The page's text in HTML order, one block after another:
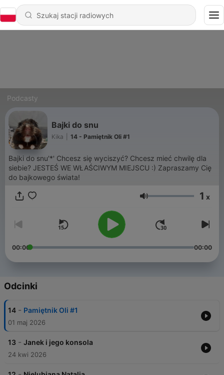
Podcasty
Bajki do snu
Kika 14 - Pamiętnik Oli #1
Bajki do snu'*' Chcesz się wyciszyć? Chcesz mieć chwilę dla
siebie? JESTEŚ WE WŁAŚCIWYM MIEJSCU :) Zapraszamy Cię
do bajkowego świata!
Głośność 1 x
00:00 00:00
Odcinki
14 - Pamiętnik Oli #1
01 maj 2026
13 - Janek i jego konsola
24 kwi 2026